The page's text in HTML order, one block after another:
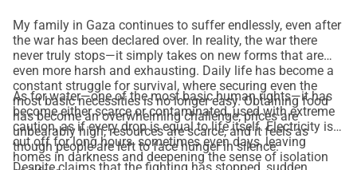
My family in Gaza continues to suffer endlessly, even after
the war has been declared over. In reality, the war there
never truly stops—it simply takes on new forms that are
even more harsh and exhausting. Daily life has become a
constant struggle for survival, where securing even the
most basic necessities is no longer easy. Obtaining food
has become an overwhelming challenge; prices are
unbearably high, resources are scarce, and it feels as
though people are left to face hunger in silence.
As for water—one of the most basic human rights—it has
become either scarce or contaminated, used with extreme
caution, as if every drop is equal to life itself. Electricity is
cut off for long hours, sometimes even days, leaving
homes in darkness and deepening the sense of isolation